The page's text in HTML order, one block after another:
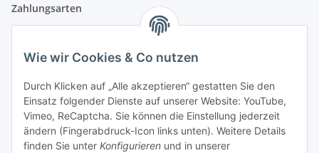
Wie wir Cookies & Co nutzen
Durch Klicken auf „Alle akzeptieren“ gestatten Sie den
Einsatz folgender Dienste auf unserer Website: YouTube,
Vimeo, ReCaptcha. Sie können die Einstellung jederzeit
ändern (Fingerabdruck-Icon links unten). Weitere Details
finden Sie unter Konfigurieren und in unserer
Zahlungsarten
Versandpartner
Partner